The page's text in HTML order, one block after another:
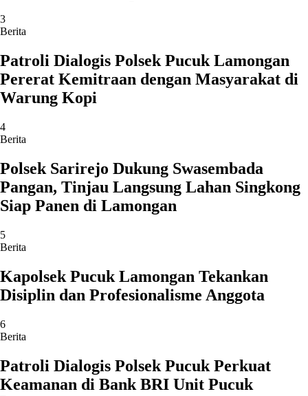
3
Berita
Patroli Dialogis Polsek Pucuk Lamongan
Pererat Kemitraan dengan Masyarakat di
Warung Kopi
4
Berita
Polsek Sarirejo Dukung Swasembada
Pangan, Tinjau Langsung Lahan Singkong
Siap Panen di Lamongan
5
Berita
Kapolsek Pucuk Lamongan Tekankan
Disiplin dan Profesionalisme Anggota
6
Berita
Patroli Dialogis Polsek Pucuk Perkuat
Keamanan di Bank BRI Unit Pucuk